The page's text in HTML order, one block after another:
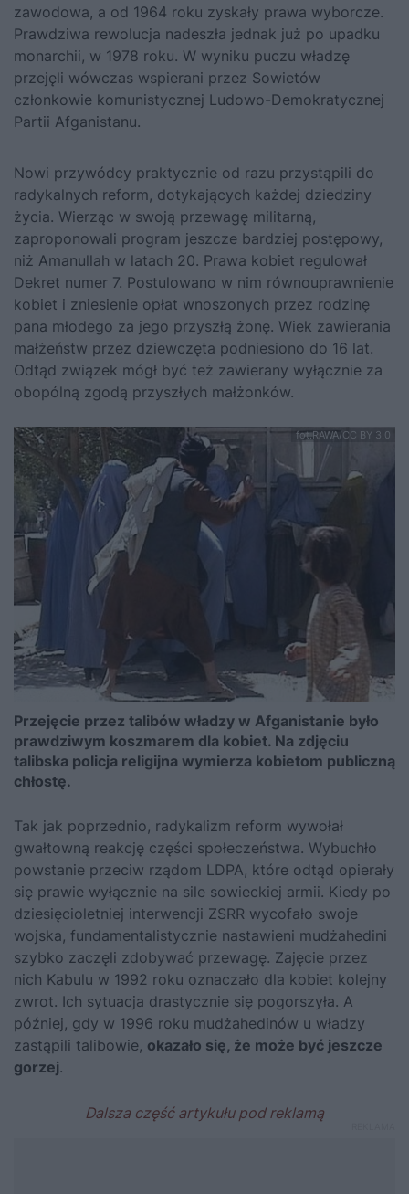
zawodowa, a od 1964 roku zyskały prawa wyborcze.
Prawdziwa rewolucja nadeszła jednak już po upadku
monarchii, w 1978 roku. W wyniku puczu władzę
przejęli wówczas wspierani przez Sowietów
członkowie komunistycznej Ludowo-Demokratycznej
Partii Afganistanu.
Nowi przywódcy praktycznie od razu przystąpili do
radykalnych reform, dotykających każdej dziedziny
życia. Wierząc w swoją przewagę militarną,
zaproponowali program jeszcze bardziej postępowy,
niż Amanullah w latach 20. Prawa kobiet regulował
Dekret numer 7. Postulowano w nim równouprawnienie
kobiet i zniesienie opłat wnoszonych przez rodzinę
pana młodego za jego przyszłą żonę. Wiek zawierania
małżeństw przez dziewczęta podniesiono do 16 lat.
Odtąd związek mógł być też zawierany wyłącznie za
obopólną zgodą przyszłych małżonków.
fot.RAWA/CC BY 3.0
Przejęcie przez talibów władzy w Afganistanie było
prawdziwym koszmarem dla kobiet. Na zdjęciu
talibska policja religijna wymierza kobietom publiczną
chłostę.
Tak jak poprzednio, radykalizm reform wywołał
gwałtowną reakcję części społeczeństwa. Wybuchło
powstanie przeciw rządom LDPA, które odtąd opierały
się prawie wyłącznie na sile sowieckiej armii. Kiedy po
dziesięcioletniej interwencji ZSRR wycofało swoje
wojska, fundamentalistycznie nastawieni mudżahedini
szybko zaczęli zdobywać przewagę. Zajęcie przez
nich Kabulu w 1992 roku oznaczało dla kobiet kolejny
zwrot. Ich sytuacja drastycznie się pogorszyła. A
później, gdy w 1996 roku mudżahedinów u władzy
zastąpili talibowie, okazało się, że może być jeszcze
gorzej.